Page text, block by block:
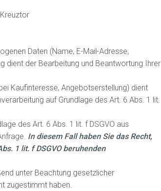
Daten (Name, E-Mail-Adresse,
dient der Bearbeitung und Beantwortung Ihrer
Kaufinteresse, Angebotserstellung) dient
auf Grundlage des Art. 6 Abs. 1 lit.
des Art. 6 Abs. 1 lit. f DSGVO aus
In diesem Fall haben Sie das Recht,
1 lit. f DSGVO beruhenden
unter Beachtung gesetzlicher
zugestimmt haben.